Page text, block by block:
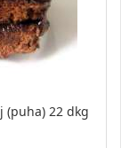
(puha) 22 dkg